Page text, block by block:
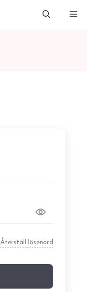
Återställ lösenord